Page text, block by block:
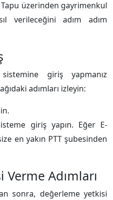
Tapu üzerinden gayrimenkul
verileceğini adım adım
giriş yapmanız
adımları izleyin:
giriş yapın. Eğer E-
en yakın PTT şubesinden
Adımları
sonra, değerleme yetkisi